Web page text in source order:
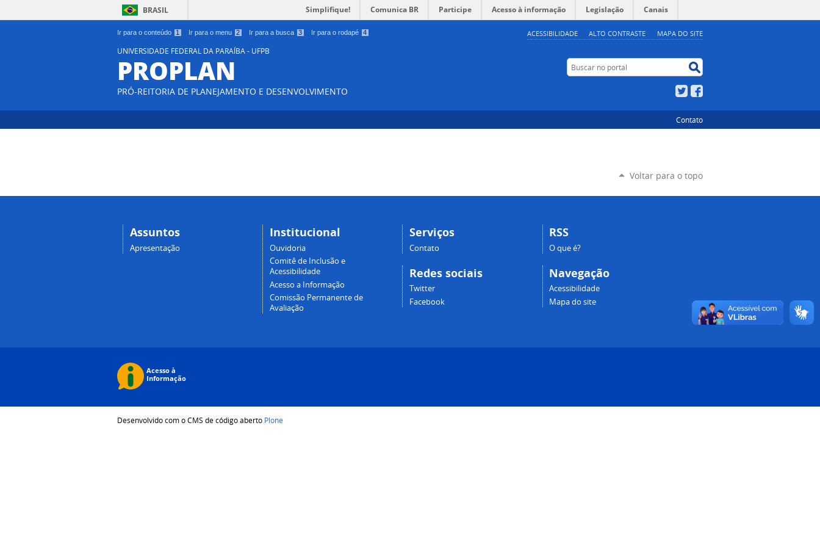
Ir para o conteúdo 1 Ir para o menu 2 Ir para a busca 3 Ir para o rodapé 4 ACESSIBILIDADE ALTO CONTRASTE MAPA DO SITE
BRASIL Simplifique! Comunica BR Participe Acesso à informação Legislação Canais
UNIVERSIDADE FEDERAL DA PARAÍBA - UFPB
PROPLAN
PRÓ-REITORIA DE PLANEJAMENTO E DESENVOLVIMENTO
Buscar no portal
Twitter
Contato
Voltar para o topo
Assuntos
Apresentação
Institucional
Ouvidoria
Comitê de Inclusão e
Acessibilidade
Acesso a Informação
Comissão Permanente de
Avaliação
Serviços
Contato
Redes sociais
Twitter
Facebook
RSS
O que é?
Navegação
Acessibilidade
Mapa do site
Desenvolvido com o CMS de código aberto Plone